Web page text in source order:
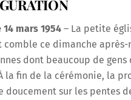
14 mars 1954 – La petite
comble ce dimanche
dont beaucoup de gens
la fin de la cérémonie, la
doucement sur les pentes